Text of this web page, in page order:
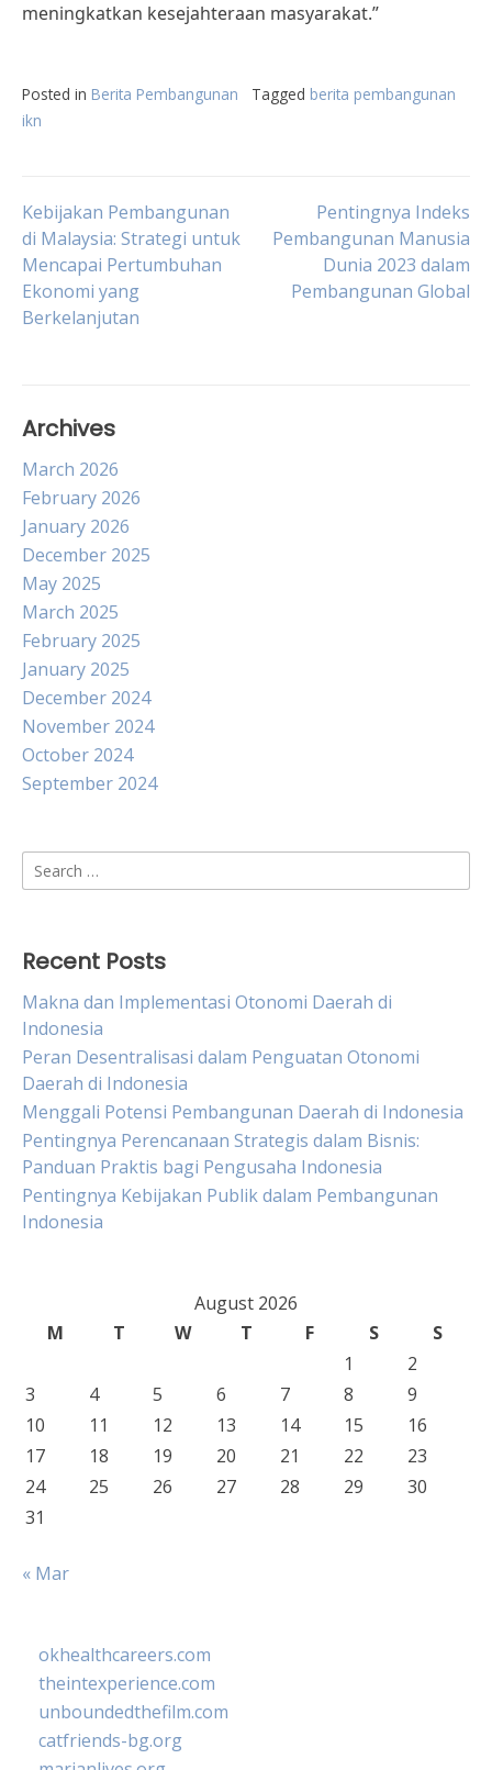
meningkatkan kesejahteraan masyarakat.”
Posted in Berita Pembangunan Tagged berita pembangunan
ikn
Post
navigation
Kebijakan Pembangunan
di Malaysia: Strategi untuk
Mencapai Pertumbuhan
Ekonomi yang
Berkelanjutan
Pentingnya Indeks
Pembangunan Manusia
Dunia 2023 dalam
Pembangunan Global
Archives
March 2026
February 2026
January 2026
December 2025
May 2025
March 2025
February 2025
January 2025
December 2024
November 2024
October 2024
September 2024
Search
for:
Recent Posts
Makna dan Implementasi Otonomi Daerah di
Indonesia
Peran Desentralisasi dalam Penguatan Otonomi
Daerah di Indonesia
Menggali Potensi Pembangunan Daerah di Indonesia
Pentingnya Perencanaan Strategis dalam Bisnis:
Panduan Praktis bagi Pengusaha Indonesia
Pentingnya Kebijakan Publik dalam Pembangunan
Indonesia
August 2026
M
T W T F S
S
1
2
3
4 5 6 7 8
9
10
11 12 13 14 15
16
17
18 19 20 21 22
23
24
25 26 27 28 29
30
31
« Mar
okhealthcareers.com
theintexperience.com
unboundedthefilm.com
catfriends-bg.org